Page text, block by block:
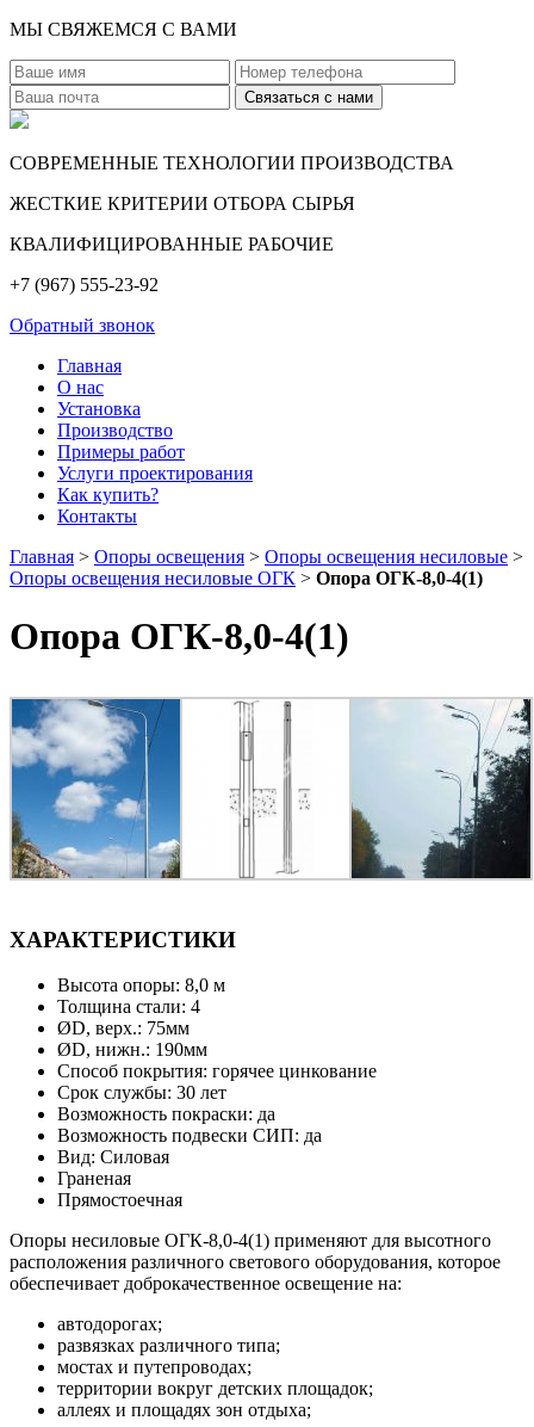
МЫ СВЯЖЕМСЯ С ВАМИ
СОВРЕМЕННЫЕ ТЕХНОЛОГИИ ПРОИЗВОДСТВА
ЖЕСТКИЕ КРИТЕРИИ ОТБОРА СЫРЬЯ
КВАЛИФИЦИРОВАННЫЕ РАБОЧИЕ
+7 (967) 555-23-92
Обратный звонок
Главная
О нас
Установка
Производство
Примеры работ
Услуги проектирования
Как купить?
Контакты
Главная > Опоры освещения > Опоры освещения несиловые >
Опоры освещения несиловые ОГК > Опора ОГК-8,0-4(1)
Опора ОГК-8,0-4(1)
ХАРАКТЕРИСТИКИ
Высота опоры: 8,0 м
Толщина стали: 4
ØD, верх.: 75мм
ØD, нижн.: 190мм
Способ покрытия: горячее цинкование
Срок службы: 30 лет
Возможность покраски: да
Возможность подвески СИП: да
Вид: Силовая
Граненая
Прямостоечная
Опоры несиловые ОГК-8,0-4(1) применяют для высотного
расположения различного светового оборудования, которое
обеспечивает доброкачественное освещение на:
автодорогах;
развязках различного типа;
мостах и путепроводах;
территории вокруг детских площадок;
аллеях и площадях зон отдыха;